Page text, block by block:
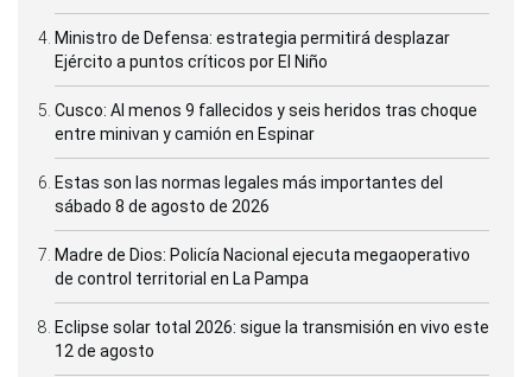
Ministro de Defensa: estrategia permitirá desplazar
Ejército a puntos críticos por El Niño
Cusco: Al menos 9 fallecidos y seis heridos tras choque
entre minivan y camión en Espinar
Estas son las normas legales más importantes del
sábado 8 de agosto de 2026
Madre de Dios: Policía Nacional ejecuta megaoperativo
de control territorial en La Pampa
Eclipse solar total 2026: sigue la transmisión en vivo este
12 de agosto